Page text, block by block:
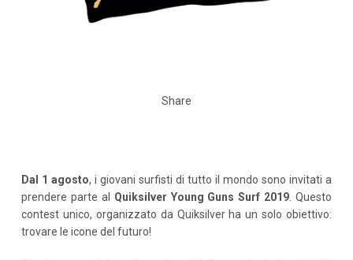
Share
Dal 1 agosto, i giovani surfisti di tutto il mondo sono invitati a
prendere parte al Quiksilver Young Guns Surf 2019 . Questo
contest unico, organizzato da Quiksilver ha un solo obiettivo:
trovare le icone del futuro!